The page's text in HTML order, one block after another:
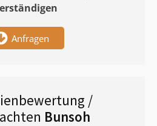
Anfragen
/
Bunsoh